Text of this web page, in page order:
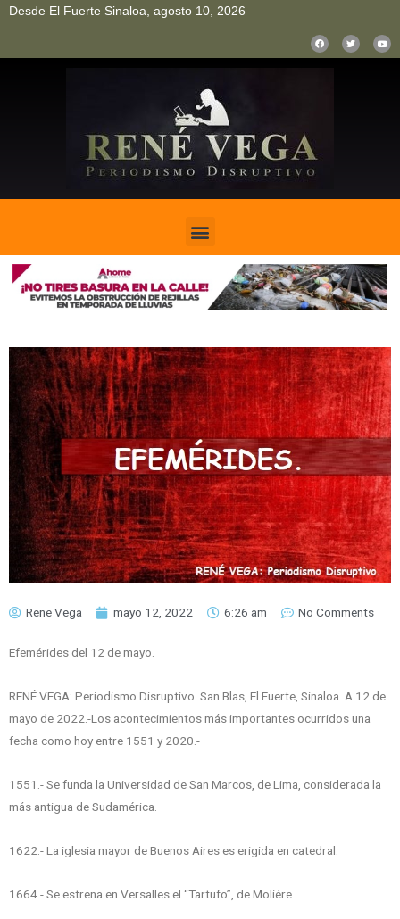
Desde El Fuerte Sinaloa, agosto 10, 2026
Rene Vega mayo 12, 2022 6:26 am No Comments
Efemérides del 12 de mayo.
RENÉ VEGA: Periodismo Disruptivo. San Blas, El Fuerte, Sinaloa. A 12 de
mayo de 2022.-Los acontecimientos más importantes ocurridos una
fecha como hoy entre 1551 y 2020.-
1551.- Se funda la Universidad de San Marcos, de Lima, considerada la
más antigua de Sudamérica.
1622.- La iglesia mayor de Buenos Aires es erigida en catedral.
1664.- Se estrena en Versalles el “Tartufo”, de Moliére.